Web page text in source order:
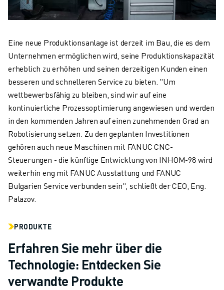
Eine neue Produktionsanlage ist derzeit im Bau, die es dem
Unternehmen ermöglichen wird, seine Produktionskapazität
erheblich zu erhöhen und seinen derzeitigen Kunden einen
besseren und schnelleren Service zu bieten. "Um
wettbewerbsfähig zu bleiben, sind wir auf eine
kontinuierliche Prozessoptimierung angewiesen und werden
in den kommenden Jahren auf einen zunehmenden Grad an
Robotisierung setzen. Zu den geplanten Investitionen
gehören auch neue Maschinen mit FANUC CNC-
Steuerungen - die künftige Entwicklung von INHOM-98 wird
weiterhin eng mit FANUC Ausstattung und FANUC
Bulgarien Service verbunden sein", schließt der CEO, Eng.
Palazov.
PRODUKTE
Erfahren Sie mehr über die
Technologie: Entdecken Sie
verwandte Produkte